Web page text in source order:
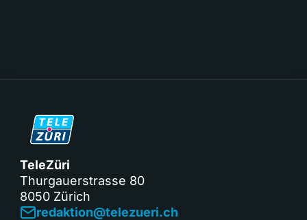
TeleZüri
Thurgauerstrasse 80
8050 Zürich
redaktion@telezueri.ch